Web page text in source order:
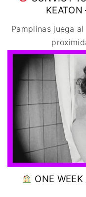
KEATON
Pamplinas juega
ONE